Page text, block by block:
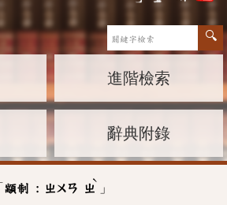
進階檢索
辭典附錄
顓制 : ㄓㄨㄢ ㄓ
ˋ
」